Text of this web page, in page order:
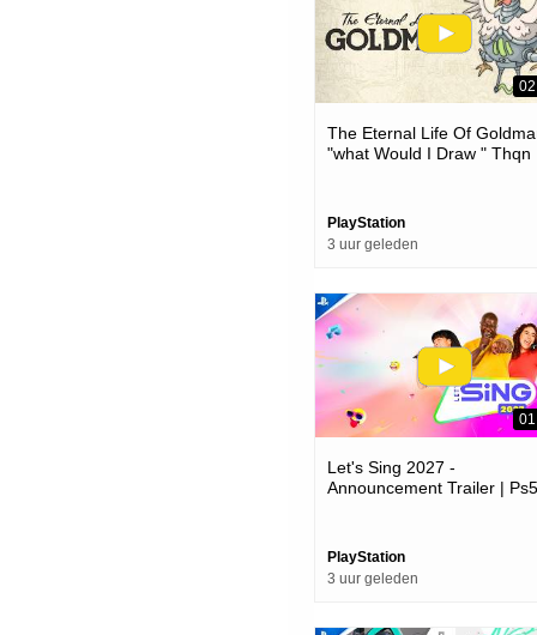
The Eternal Life Of
"what Would I Draw " Thqn
PlayStation
3 uur geleden
Let's Sing 2027 -
Announcement Trailer | Ps5
PlayStation
3 uur geleden